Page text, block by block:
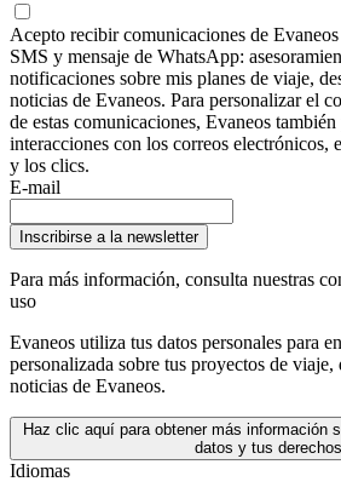
Acepto recibir comunicaciones de
SMS y mensaje de WhatsApp:
notificaciones sobre mis planes de viaje,
noticias de Evaneos. Para personalizar el
de estas comunicaciones, Evaneos
interacciones con los correos electrónicos,
y los clics.
E-mail
Inscribirse a la newsletter
Para más información, consulta nuestras
uso
Evaneos utiliza tus datos personales para
personalizada sobre tus proyectos de
noticias de Evaneos.
Haz clic aquí para obtener más información
datos y tus derechos.
Idiomas